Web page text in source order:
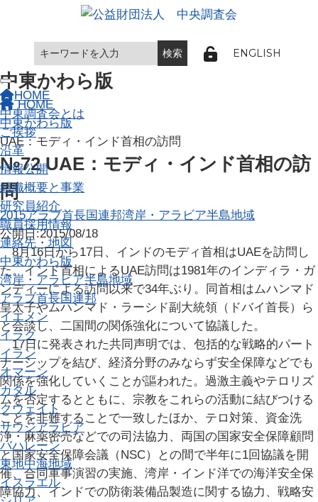
ENGLISH
Toggle navigation
HOME
中東調査会とは
ご挨拶
沿革
情報公開
組織概要と事業
研究員紹介
職員採用情報
連絡先・地図
中東かわら版
湾岸・アラビア半島地域
アラブ首長国連邦
イエメン
イラク
イラン
オマーン
カタル
クウェイト
サウジアラビア
バハレーン
東地中海地域
イスラエル
中東かわら版
HOME
中東かわら版
UAE：モディ・インド首相の訪問
№72 UAE：モディ・インド首相の訪
問
2015アラブ首長国連邦湾岸・アラビア半島地域
公開日:2015/08/18
8月16日から17日、インドのモディ首相はUAEを訪問し
た。インド首相によるUAE訪問は1981年のインディラ・ガ
ンディーによる訪問以来で34年ぶり。同首相はムハンマド
皇太子やムハンマド・ラーシド副大統領（ドバイ首長）ら
と会談し、二国間の関係強化について協議した。
17日に発表された共同声明では、包括的な戦略的パート
ナーシップを結び、経済分野のみならず安全保障などでも
関係を強化していくことが謳われた。過激主義やテロリズ
ムを否定するとともに、宗教をこれらの活動に結びつける
ことを非難することで一致したほか、テロ対策、資金洗
浄・麻薬密売などでの司法協力、両国の国家安全保障顧問
と国家安全保障会議（NSC）との間で半年に1回協議を開
催、合同軍事演習の実施、湾岸・インド洋での海洋安全保
障協力、インドでの防衛装備品製造に関する協力、戦略安